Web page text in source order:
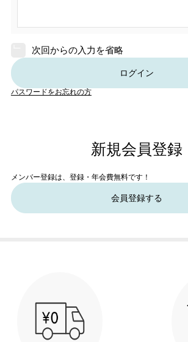
次回からの入力を省略
ログイン
パスワードをお忘れの方
新規会員登録
メンバー登録は、登録・年会費無料です！
会員登録する